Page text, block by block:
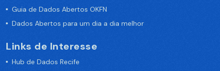
Guia de Dados Abertos OKFN
Dados Abertos para um dia a dia melhor
Links de Interesse
Hub de Dados Recife